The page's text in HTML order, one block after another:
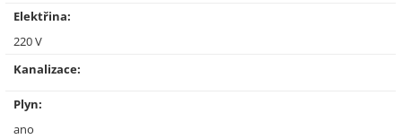
Elektřina:
220 V
Kanalizace:
Plyn:
ano